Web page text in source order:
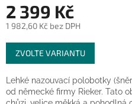
2 399 Kč
1 982,60 Kč bez DPH
Měrná
cena:
ZVOLTE VARIANTU
Lehké nazouvací polobotky
od německé firmy Rieker. Tato